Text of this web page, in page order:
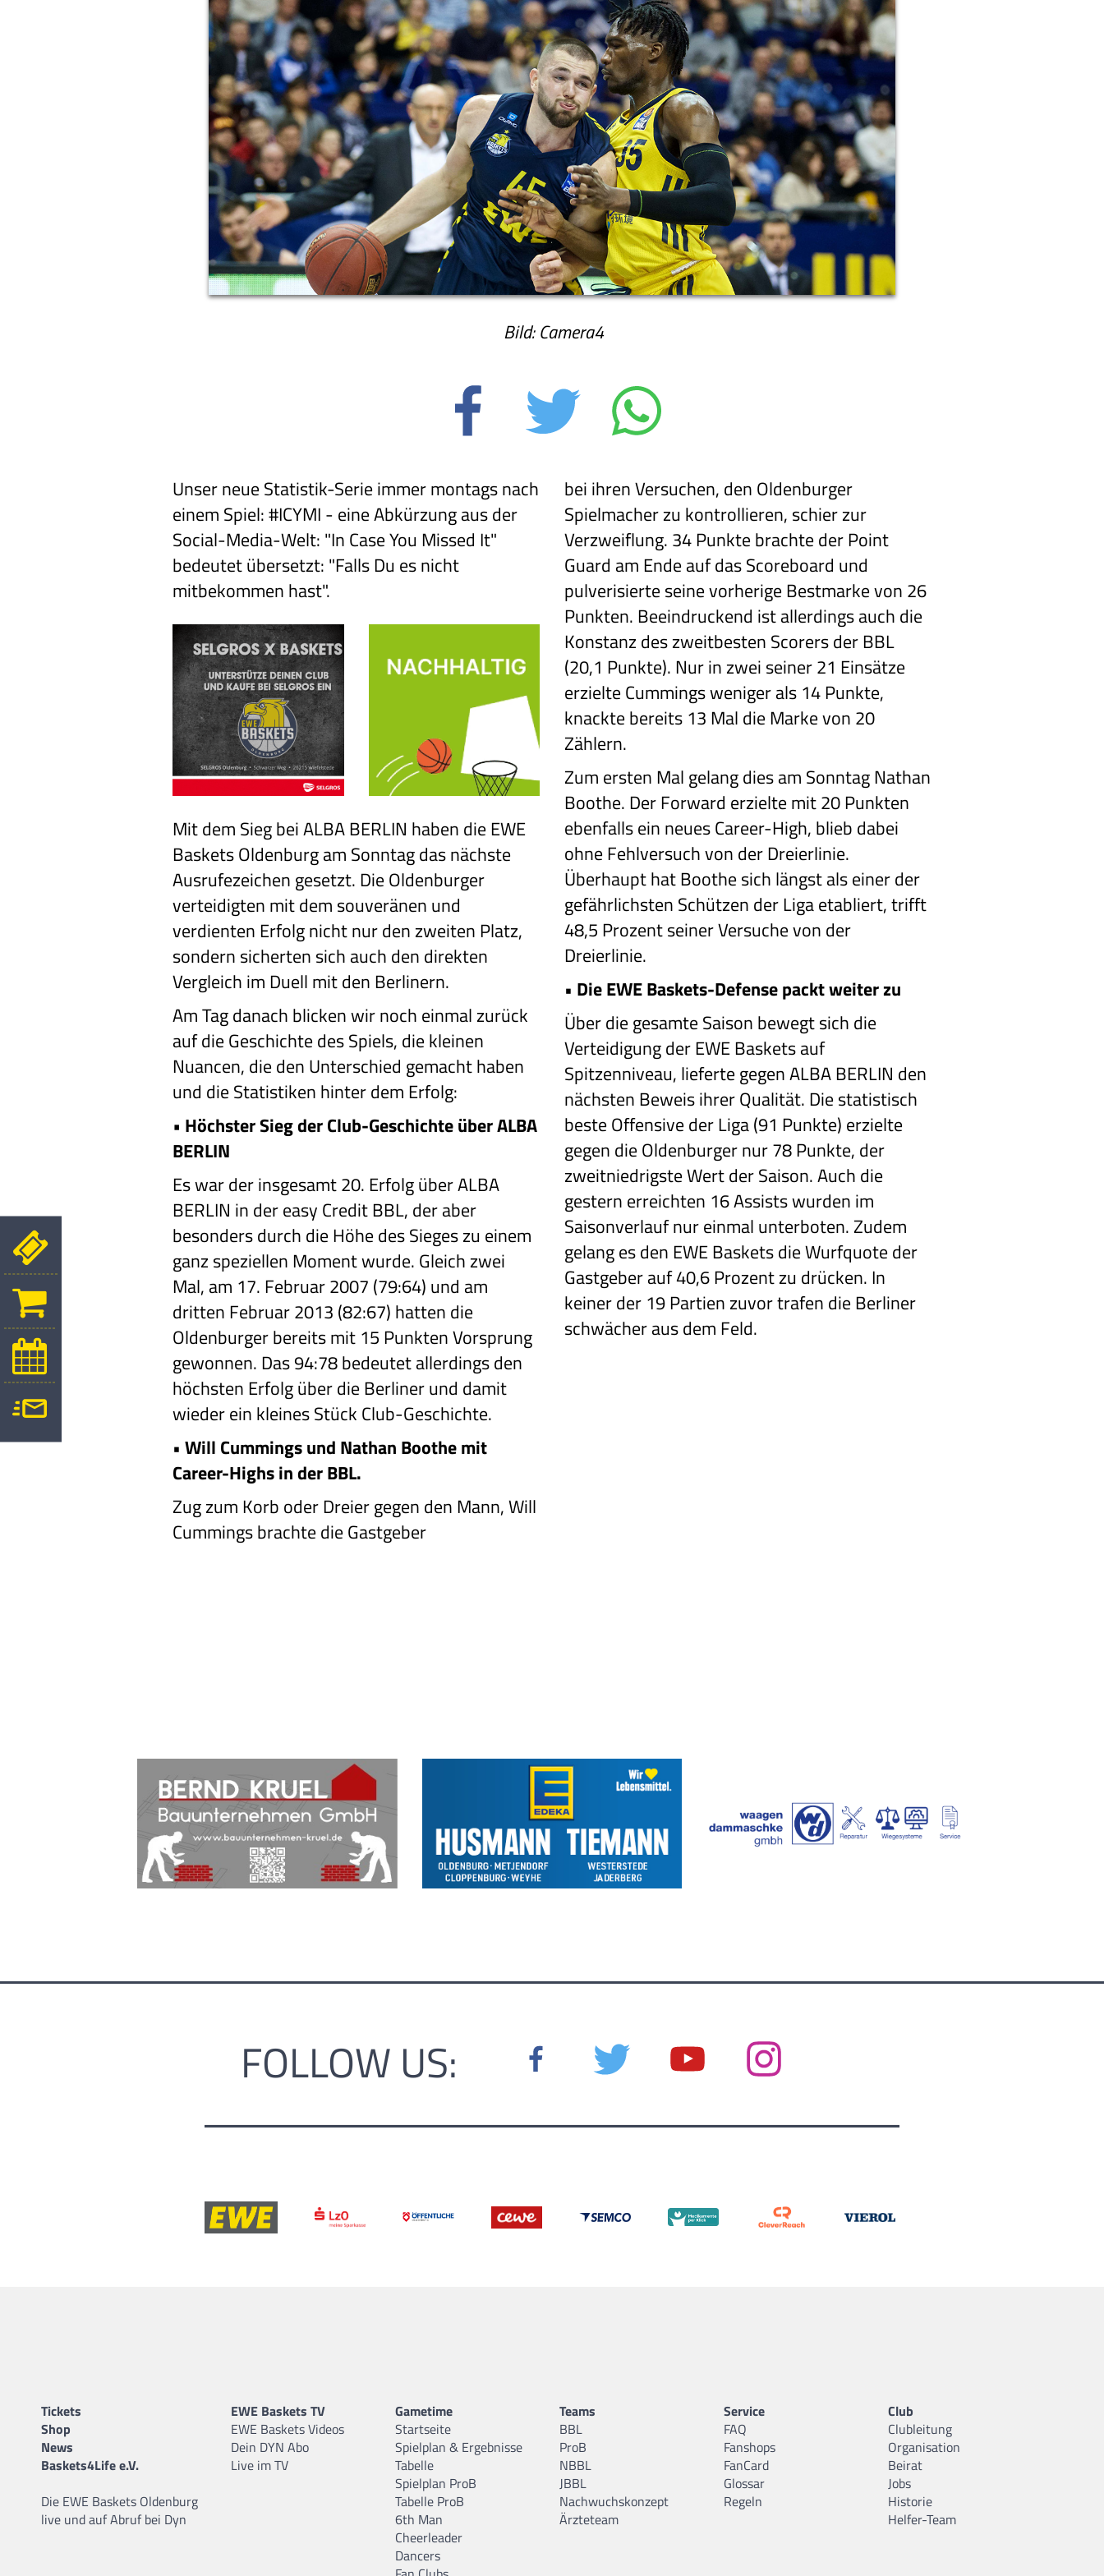
Bild: Camera4
Unser neue Statistik-Serie immer montags nach
einem Spiel: #ICYMI - eine Abkürzung aus der
Social-Media-Welt: "In Case You Missed It"
bedeutet übersetzt: "Falls Du es nicht
mitbekommen hast".
Mit dem Sieg bei ALBA BERLIN haben die EWE
Baskets Oldenburg am Sonntag das nächste
Ausrufezeichen gesetzt. Die Oldenburger
verteidigten mit dem souveränen und
verdienten Erfolg nicht nur den zweiten Platz,
sondern sicherten sich auch den direkten
Vergleich im Duell mit den Berlinern.
Am Tag danach blicken wir noch einmal zurück
auf die Geschichte des Spiels, die kleinen
Nuancen, die den Unterschied gemacht haben
und die Statistiken hinter dem Erfolg:
• Höchster Sieg der Club-Geschichte über ALBA
BERLIN
Es war der insgesamt 20. Erfolg über ALBA
BERLIN in der easy Credit BBL, der aber
besonders durch die Höhe des Sieges zu einem
ganz speziellen Moment wurde. Gleich zwei
Mal, am 17. Februar 2007 (79:64) und am
dritten Februar 2013 (82:67) hatten die
Oldenburger bereits mit 15 Punkten Vorsprung
gewonnen. Das 94:78 bedeutet allerdings den
höchsten Erfolg über die Berliner und damit
wieder ein kleines Stück Club-Geschichte.
• Will Cummings und Nathan Boothe mit
Career-Highs in der BBL.
Zug zum Korb oder Dreier gegen den Mann, Will
Cummings brachte die Gastgeber
bei ihren Versuchen, den Oldenburger
Spielmacher zu kontrollieren, schier zur
Verzweiflung. 34 Punkte brachte der Point
Guard am Ende auf das Scoreboard und
pulverisierte seine vorherige Bestmarke von 26
Punkten. Beeindruckend ist allerdings auch die
Konstanz des zweitbesten Scorers der BBL
(20,1 Punkte). Nur in zwei seiner 21 Einsätze
erzielte Cummings weniger als 14 Punkte,
knackte bereits 13 Mal die Marke von 20
Zählern.
Zum ersten Mal gelang dies am Sonntag Nathan
Boothe. Der Forward erzielte mit 20 Punkten
ebenfalls ein neues Career-High, blieb dabei
ohne Fehlversuch von der Dreierlinie.
Überhaupt hat Boothe sich längst als einer der
gefährlichsten Schützen der Liga etabliert, trifft
48,5 Prozent seiner Versuche von der
Dreierlinie.
• Die EWE Baskets-Defense packt weiter zu
Über die gesamte Saison bewegt sich die
Verteidigung der EWE Baskets auf
Spitzenniveau, lieferte gegen ALBA BERLIN den
nächsten Beweis ihrer Qualität. Die statistisch
beste Offensive der Liga (91 Punkte) erzielte
gegen die Oldenburger nur 78 Punkte, der
zweitniedrigste Wert der Saison. Auch die
gestern erreichten 16 Assists wurden im
Saisonverlauf nur einmal unterboten. Zudem
gelang es den EWE Baskets die Wurfquote der
Gastgeber auf 40,6 Prozent zu drücken. In
keiner der 19 Partien zuvor trafen die Berliner
schwächer aus dem Feld.
FOLLOW US:
Tickets
Shop
News
Baskets4Life e.V.
Die EWE Baskets Oldenburg
live und auf Abruf bei Dyn
EWE Baskets TV
EWE Baskets Videos
Dein DYN Abo
Live im TV
Gametime
Startseite
Spielplan & Ergebnisse
Tabelle
Spielplan ProB
Tabelle ProB
6th Man
Cheerleader
Dancers
Teams
BBL
ProB
NBBL
JBBL
Nachwuchskonzept
Ärzteteam
Service
FAQ
Fanshops
FanCard
Glossar
Regeln
Club
Clubleitung
Organisation
Beirat
Jobs
Historie
Helfer-Team